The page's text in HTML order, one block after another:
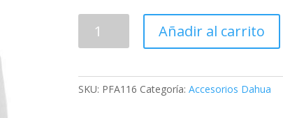
PFA116
Añadir al carrito
SKU: PFA116 Categoría:Accesorios Dahua